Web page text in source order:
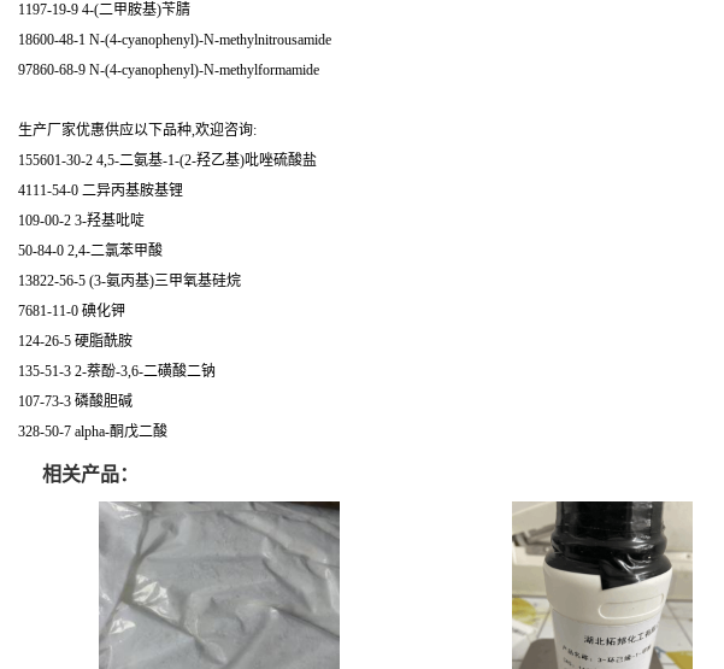
1197-19-9 4-(二甲胺基)苄腈
18600-48-1 N-(4-cyanophenyl)-N-methylnitrousamide
97860-68-9 N-(4-cyanophenyl)-N-methylformamide
生产厂家优惠供应以下品种,欢迎咨询:
155601-30-2 4,5-二氨基-1-(2-羟乙基)吡唑硫酸盐
4111-54-0 二异丙基胺基锂
109-00-2 3-羟基吡啶
50-84-0 2,4-二氯苯甲酸
13822-56-5 (3-氨丙基)三甲氧基硅烷
7681-11-0 碘化钾
124-26-5 硬脂酰胺
135-51-3 2-萘酚-3,6-二磺酸二钠
107-73-3 磷酸胆碱
328-50-7 alpha-酮戊二酸
相关产品：